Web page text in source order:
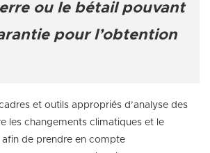
ou le bétail pouvant
pour l’obtention
et outils appropriés d’analyse des
les changements climatiques et le
de prendre en compte